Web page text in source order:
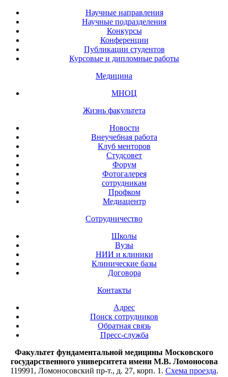
Научные направления
Научные подразделения
Конкурсы
Конференции
Публикации студентов
Курсовые и дипломные работы
Медицина
МНОЦ
Жизнь факультета
Новости
Внеучебная работа
Клуб менторов
Студсовет
Форум
Фотогалерея
сотрудникам
Профком
Медиацентр
Сотрудничество
Школы
Вузы
НИИ и клиники
Клинические базы
Договора
Контакты
Адрес
Поиск сотрудников
Обратная связь
Пресс-служба
Факультет фундаментальной медицины Московского
государственного университета имени М.В. Ломоносова
119991, Ломоносовский пр-т., д. 27, корп. 1. Схема проезда.